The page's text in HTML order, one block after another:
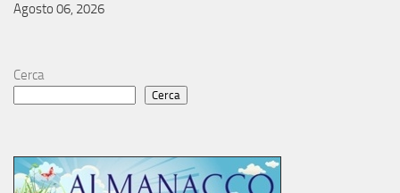
Agosto 06, 2026
Cerca
Cerca